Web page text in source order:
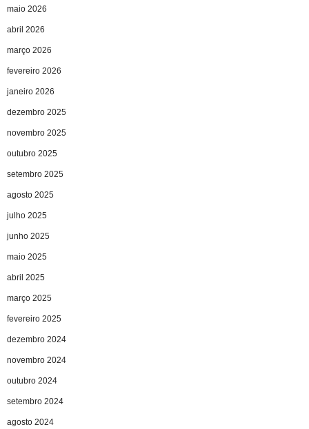
maio 2026
abril 2026
março 2026
fevereiro 2026
janeiro 2026
dezembro 2025
novembro 2025
outubro 2025
setembro 2025
agosto 2025
julho 2025
junho 2025
maio 2025
abril 2025
março 2025
fevereiro 2025
dezembro 2024
novembro 2024
outubro 2024
setembro 2024
agosto 2024